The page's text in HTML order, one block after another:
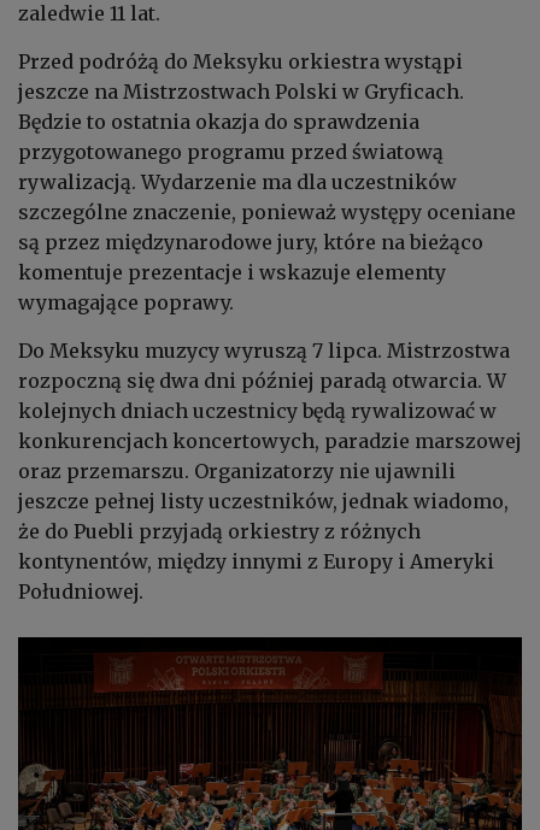
zaledwie 11 lat.
Przed podróżą do Meksyku orkiestra wystąpi
jeszcze na Mistrzostwach Polski w Gryficach.
Będzie to ostatnia okazja do sprawdzenia
przygotowanego programu przed światową
rywalizacją. Wydarzenie ma dla uczestników
szczególne znaczenie, ponieważ występy oceniane
są przez międzynarodowe jury, które na bieżąco
komentuje prezentacje i wskazuje elementy
wymagające poprawy.
Do Meksyku muzycy wyruszą 7 lipca. Mistrzostwa
rozpoczną się dwa dni później paradą otwarcia. W
kolejnych dniach uczestnicy będą rywalizować w
konkurencjach koncertowych, paradzie marszowej
oraz przemarszu. Organizatorzy nie ujawnili
jeszcze pełnej listy uczestników, jednak wiadomo,
że do Puebli przyjadą orkiestry z różnych
kontynentów, między innymi z Europy i Ameryki
Południowej.